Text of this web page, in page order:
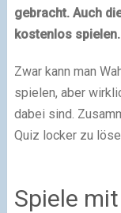
gebracht. Auch
kostenlos spielen.
Zwar kann man
spielen, aber
dabei sind.
Quiz locker zu
Spiele